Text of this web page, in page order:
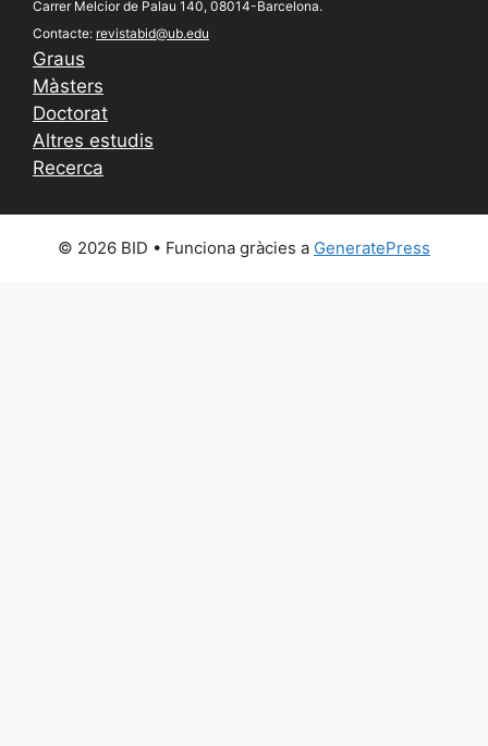
Carrer Melcior de Palau 140, 08014-Barcelona.
Contacte: revistabid@ub.edu
Graus
Màsters
Doctorat
Altres estudis
Recerca
© 2026 BID • Funciona gràcies a GeneratePress